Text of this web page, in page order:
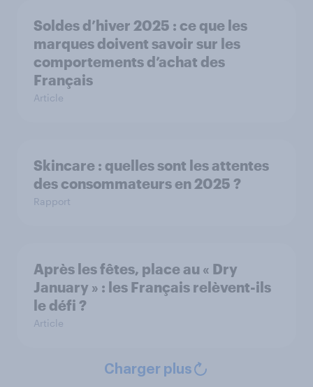
Soldes d’hiver 2025 : ce que les
marques doivent savoir sur les
comportements d’achat des
Français
Article
Skincare : quelles sont les attentes
des consommateurs en 2025 ?
Rapport
Après les fêtes, place au « Dry
January » : les Français relèvent-ils
le défi ?
Article
Charger plus